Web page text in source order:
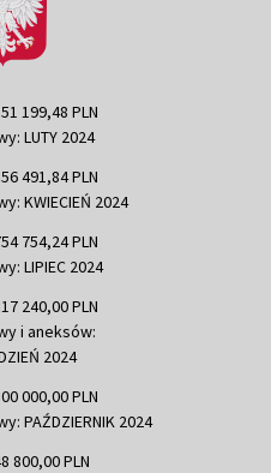
199,48 PLN
LUTY 2024
491,84 PLN
KWIECIEŃ 2024
754,24 PLN
LIPIEC 2024
240,00 PLN
i aneksów:
2024
000,00 PLN
PAŹDZIERNIK 2024
800,00 PLN